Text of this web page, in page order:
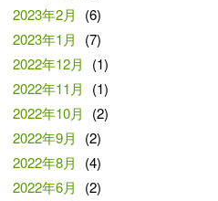
2023年2月
(6)
2023年1月
(7)
2022年12月
(1)
2022年11月
(1)
2022年10月
(2)
2022年9月
(2)
2022年8月
(4)
2022年6月
(2)